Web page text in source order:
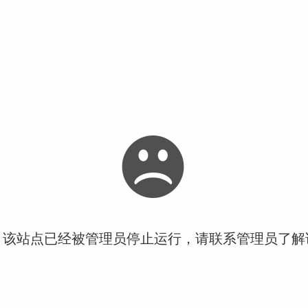
站点已经被管理员停止运行，请联系管理员了